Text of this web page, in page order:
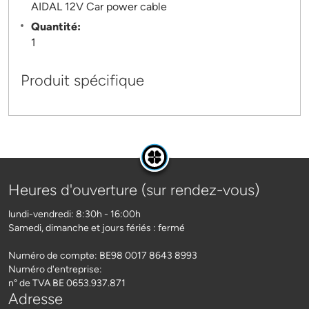
AIDAL 12V Car power cable
Quantité:
1
Produit spécifique
Heures d'ouverture (sur rendez-vous)
lundi-vendredi: 8:30h - 16:00h
Samedi, dimanche et jours fériés : fermé
Numéro de compte: BE98 0017 8643 8993
Numéro d'entreprise:
n° de TVA BE 0653.937.871
Adresse